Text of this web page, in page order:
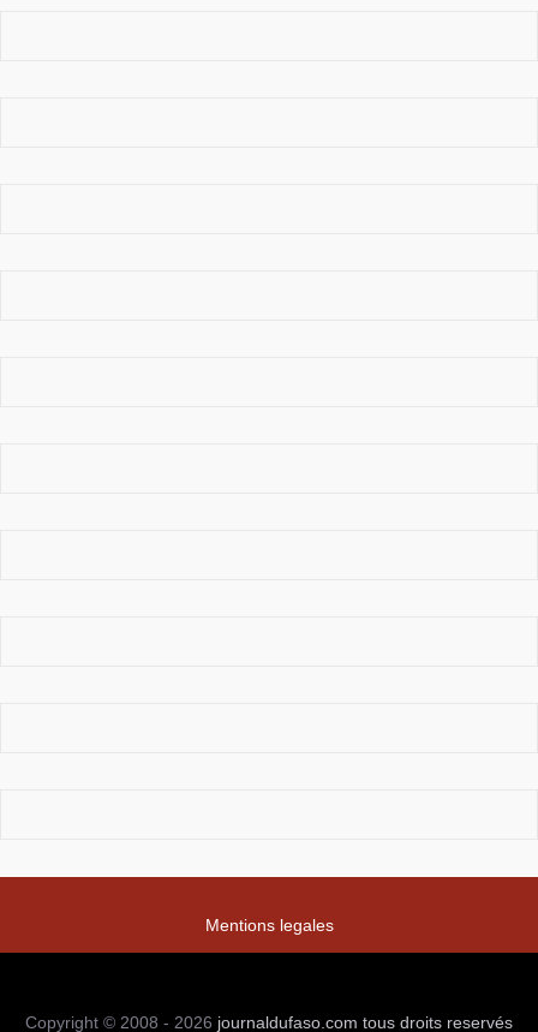
Mentions legales
Copyright © 2008 - 2026 journaldufaso.com tous droits reservés